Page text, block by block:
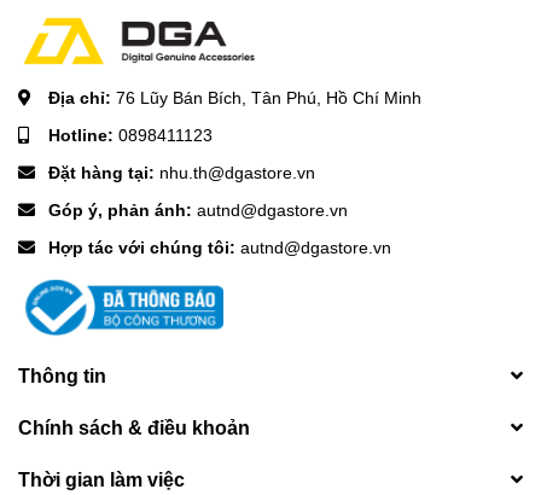
Địa chỉ: 76 Lũy Bán Bích, Tân Phú, Hồ Chí Minh
Hotline: 0898411123
Đặt hàng tại: nhu.th@dgastore.vn
Góp ý, phản ánh: autnd@dgastore.vn
Hợp tác với chúng tôi: autnd@dgastore.vn
Thông tin
Chính sách & điều khoản
Thời gian làm việc